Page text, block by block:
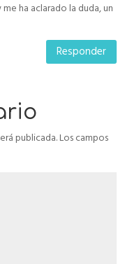
ha aclarado la duda, un
Responder
publicada.Los campos